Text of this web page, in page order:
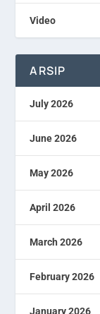
Video
ARSIP
July 2026
June 2026
May 2026
April 2026
March 2026
February 2026
January 2026